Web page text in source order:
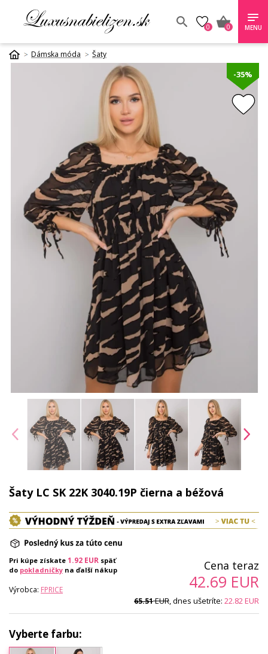
0 0 MENU
Dámska móda Šaty
-35%
Šaty LC SK 22K 3040.19P čierna a béžová
Pri kúpe získate 1.92 EUR späť
do pokladničky na ďalší nákup
Výrobca: FPRICE
Cena teraz
42.69 EUR
65.51EUR, dnes ušetríte: 22.82EUR
Vyberte farbu: